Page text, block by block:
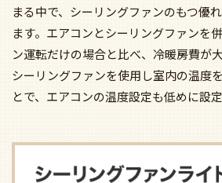
まる中で、シーリングファンのもつ優
ます。エアコンとシーリングファンを
ン運転だけの場合と比べ、冷暖房費が
シーリングファンを使用し室内の温度
とで、エアコンの温度設定も低めに設定